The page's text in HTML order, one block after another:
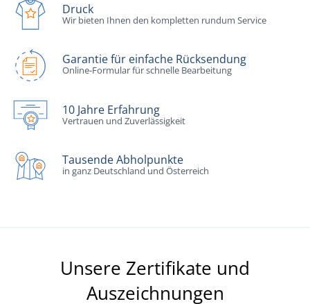
Druck
Wir bieten Ihnen den kompletten rundum Service
Garantie für einfache Rücksendung
Online-Formular für schnelle Bearbeitung
10 Jahre Erfahrung
Vertrauen und Zuverlässigkeit
Tausende Abholpunkte
in ganz Deutschland und Österreich
Unsere Zertifikate und
Auszeichnungen